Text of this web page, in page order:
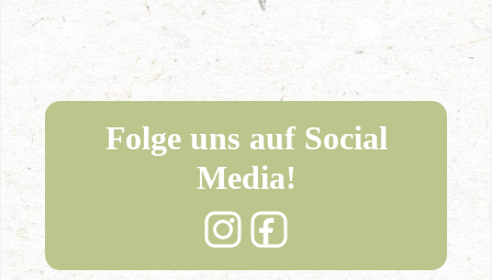
Folge uns auf Social
Media!